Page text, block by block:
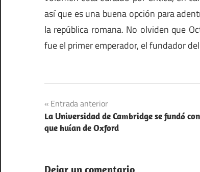
así que es una buena opción para
la república romana. No olviden que
fue el primer emperador, el fundador
Romano
Libros
Navegación
de
Entrada anterior
La Universidad de Cambridge se fundó
que huían de Oxford
Dejar un comentario